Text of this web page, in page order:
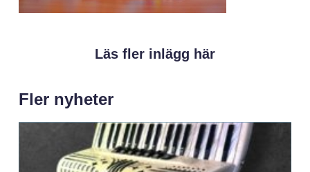
Läs fler inlägg här
Fler nyheter